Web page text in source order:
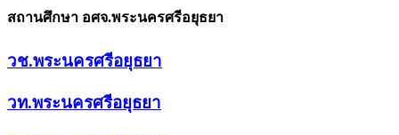
สถานศึกษา อศจ.พระนครศรีอยุธยา
วช.พระนครศรีอยุธยา
วท.พระนครศรีอยุธยา